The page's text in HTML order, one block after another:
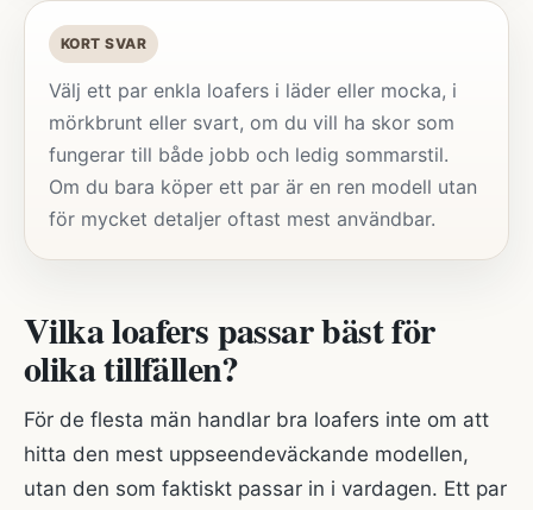
KORT SVAR
Välj ett par enkla loafers i läder eller mocka, i
mörkbrunt eller svart, om du vill ha skor som
fungerar till både jobb och ledig sommarstil.
Om du bara köper ett par är en ren modell utan
för mycket detaljer oftast mest användbar.
Vilka loafers passar bäst för
olika tillfällen?
För de flesta män handlar bra loafers inte om att
hitta den mest uppseendeväckande modellen,
utan den som faktiskt passar in i vardagen. Ett par